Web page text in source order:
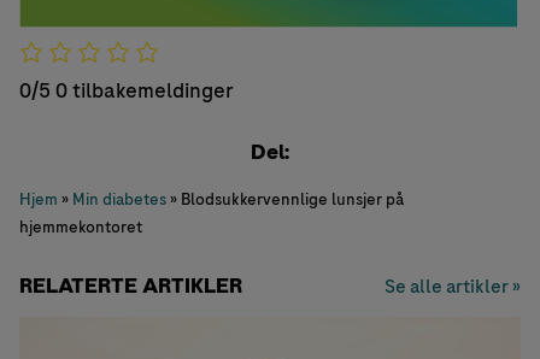
0/5 0 tilbakemeldinger
Del:
Hjem » Min diabetes» Blodsukkervennlige lunsjer på
hjemmekontoret
RELATERTE ARTIKLER Se alle artikler »